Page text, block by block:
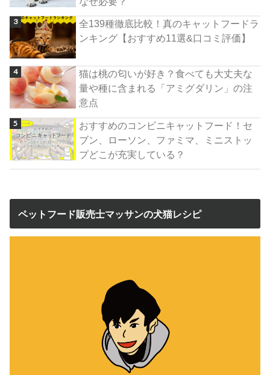
全139種徹底比較！真のキャットフードラ
ンキング【おすすめ11選&口コミ評価】
猫は桃の匂いが好き？食べても大丈夫な
量や種に含まれる「アミグダリン」の注
意点
おすすめのコンビニキャットフード！セ
ブン、ローソン、ファミマ、ミニストッ
プどこが充実している？
ペットフード販売士マッサンの犬猫レシピ